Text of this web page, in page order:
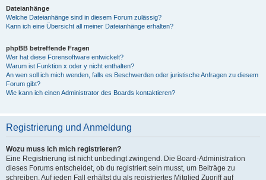
Dateianhänge
Welche Dateianhänge sind in diesem Forum zulässig?
Kann ich eine Übersicht all meiner Dateianhänge erhalten?
phpBB betreffende Fragen
Wer hat diese Forensoftware entwickelt?
Warum ist Funktion x oder y nicht enthalten?
An wen soll ich mich wenden, falls es Beschwerden oder juristische Anfragen zu diesem
Forum gibt?
Wie kann ich einen Administrator des Boards kontaktieren?
Registrierung und Anmeldung
Wozu muss ich mich registrieren?
Eine Registrierung ist nicht unbedingt zwingend. Die Board-Administration
dieses Forums entscheidet, ob du registriert sein musst, um Beiträge zu
schreiben. Auf jeden Fall erhältst du als registriertes Mitglied Zugriff auf